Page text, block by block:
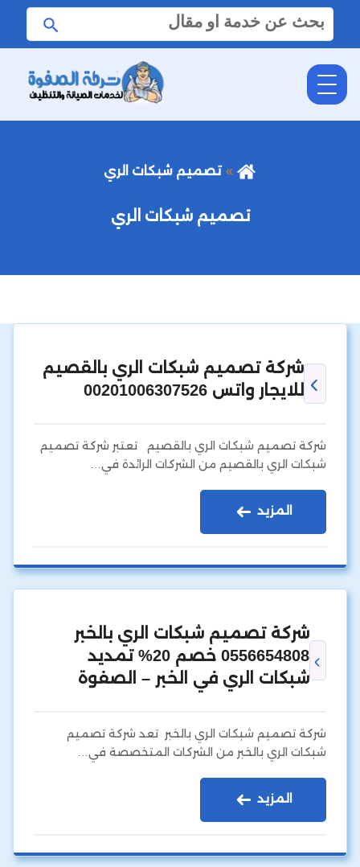
البحث
عن:
تصميم شبكات الري
تصميم شبكات الري
شركة تصميم شبكات الري بالقصيم
للايجار واتس 00201006307526
شركة تصميم شبكات الري بالقصيم تعتبر شركة تصميم
شبكات الري بالقصيم من الشركات الرائدة في…
المزيد
شركة تصميم شبكات الري بالخبر
0556654808 خصم 20% تمديد
شبكات الري في الخبر – الصفوة
شركة تصميم شبكات الري بالخبر تعد شركة تصميم
شبكات الري بالخبر من الشركات المتخصصة في…
المزيد